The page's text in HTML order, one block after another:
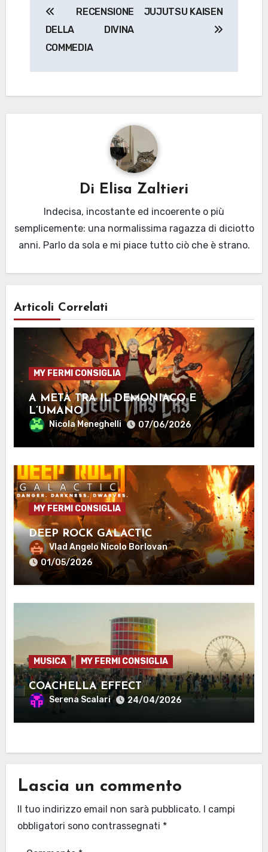
articoli
RECENSIONE
DELLA DIVINA
COMMEDIA
JUJUTSU KAISEN
Di Elisa Zaltieri
Indecisa, incostante ed incoerente o più
semplicemente: una normalissima ragazza di diciotto
anni. Parlo da sola e mi piace tutto ciò che è strano.
Articoli Correlati
MY FERMI CONSIGLIA
A METÀ TRA IL DEMONIACO E
L’UMANO
Nicola Meneghelli 07/06/2026
MY FERMI CONSIGLIA
DEEP ROCK GALACTIC
Vlad Angelo Nicolo Borlovan
01/05/2026
MUSICA MY FERMI CONSIGLIA
COACHELLA EFFECT
Serena Scalari 24/04/2026
Lascia un commento
Il tuo indirizzo email non sarà pubblicato.
I campi
obbligatori sono contrassegnati *